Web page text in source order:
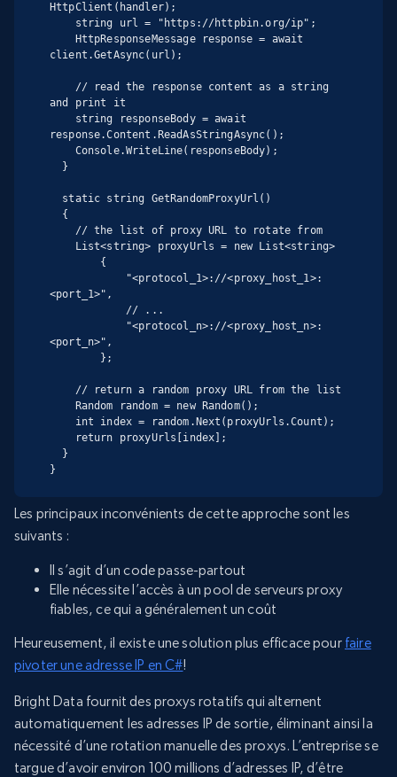
HttpClient(handler);
client.GetAsync(url);
and print it
response.Content.ReadAsStringAsync();
<port_1>",
<port_n>",
}
Les principaux inconvénients de cette approche sont les
suivants :
Il s’agit d’un code passe-partout
Elle nécessite l’accès à un pool de serveurs proxy
fiables, ce qui a généralement un coût
Heureusement, il existe une solution plus efficace pour faire
pivoter une adresse IP en C#!
Bright Data fournit des proxys rotatifs qui alternent
automatiquement les adresses IP de sortie, éliminant ainsi la
nécessité d’une rotation manuelle des proxys. L’entreprise se
targue d’avoir environ 100 millions d’adresses IP, d’être